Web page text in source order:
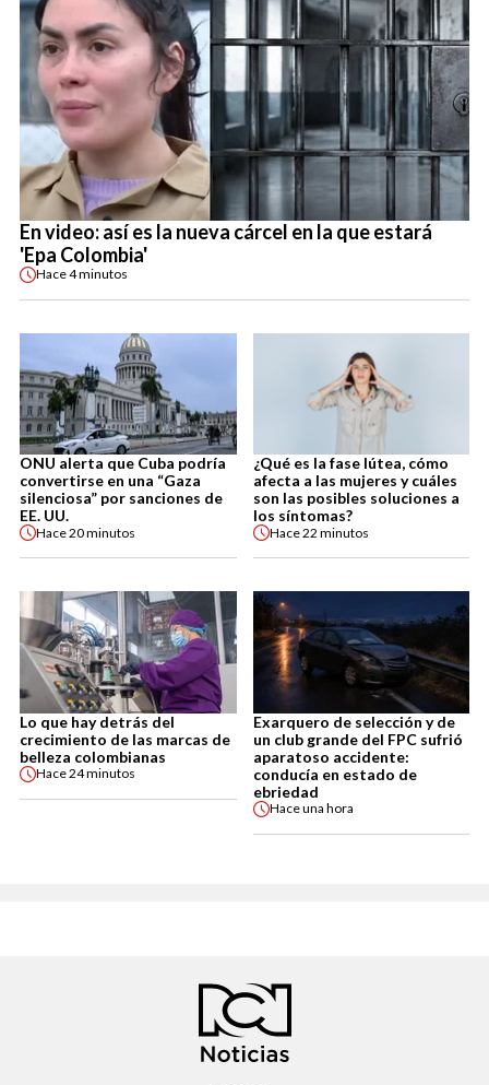
En video: así es la nueva cárcel en la que estará
'Epa Colombia'
Hace4 minutos
ONU alerta que Cuba podría
convertirse en una “Gaza
silenciosa” por sanciones de
EE. UU.
Hace20 minutos
¿Qué es la fase lútea, cómo
afecta a las mujeres y cuáles
son las posibles soluciones a
los síntomas?
Hace22 minutos
Lo que hay detrás del
crecimiento de las marcas de
belleza colombianas
Hace24 minutos
Exarquero de selección y de
un club grande del FPC sufrió
aparatoso accidente:
conducía en estado de
ebriedad
Haceuna hora